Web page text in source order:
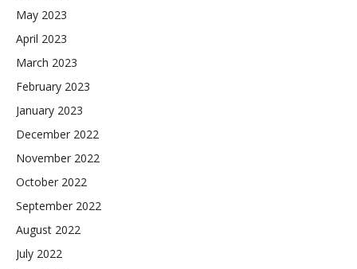
May 2023
April 2023
March 2023
February 2023
January 2023
December 2022
November 2022
October 2022
September 2022
August 2022
July 2022